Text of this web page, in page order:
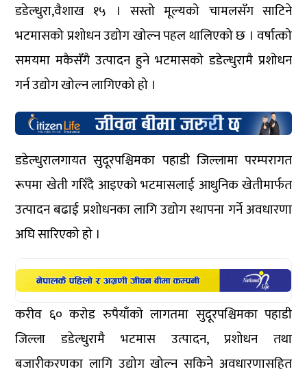
डडेल्धुरा,वैशाख १५ । सस्तो मूल्यको चामलसँग साटिने
भटमासको प्रशोधन उद्योग खोल्न पहल थालिएको छ । वर्षात्को
समयमा मकैसँगै उत्पादन हुने भटमासको डडेल्धुरामै प्रशोधन
गर्न उद्योग खोल्न लागिएको हो ।
डडेल्धुरालगायत सुदूरपश्चिमका पहाडी जिल्लामा परम्परागत
रूपमा खेती गरिँदै आइएको भटमासलाई आधुनिक खेतीमार्फत
उत्पादन बढाई प्रशोधनका लागि उद्योग स्थापना गर्ने अवधारणा
अघि सारिएको हो ।
करीव ६० करोड रुपैयाँको लागतमा सुदूरपश्चिमका पहाडी
जिल्ला डडेल्धुरामै भटमास उत्पादन, प्रशोधन तथा
बजारीकरणका लागि उद्योग खोल्न सकिने अवधारणासहित